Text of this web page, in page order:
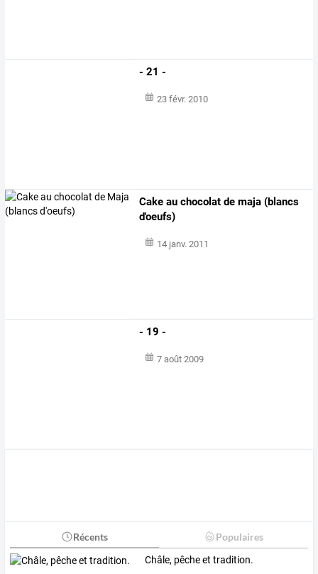
- 21 -
23 févr. 2010
Cake au chocolat de maja (blancs
d'oeufs)
14 janv. 2011
- 19 -
7 août 2009
Récents Populaires
Châle, pêche et tradition.